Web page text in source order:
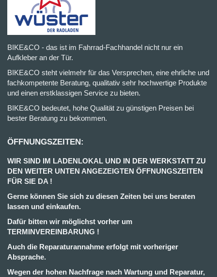
BIKE&CO - das ist im Fahrrad-Fachhandel nicht nur ein
Aufkleber an der Tür.
BIKE&CO steht vielmehr für das Versprechen, eine ehrliche und
fachkompetente Beratung, qualitativ sehr hochwertige Produkte
und einen erstklassigen Service zu bieten.
BIKE&CO bedeutet, hohe Qualität zu günstigen Preisen bei
bester Beratung zu bekommen.
ÖFFNUNGSZEITEN:
WIR SIND IM LADENLOKAL UND IN DER WERKSTATT ZU
DEN WEITER UNTEN ANGEZEIGTEN ÖFFNUNGSZEITEN
FÜR SIE DA !
Gerne können Sie sich zu diesen Zeiten bei uns beraten
lassen und einkaufen.
Dafür bitten wir möglichst vorher um
TERMINVEREINBARUNG !
Auch die Reparaturannahme erfolgt mit vorheriger
Absprache.
Wegen der hohen Nachfrage nach Wartung und Reparatur,